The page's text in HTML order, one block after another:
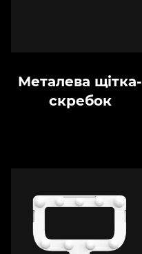
Металева щітка-
скребок